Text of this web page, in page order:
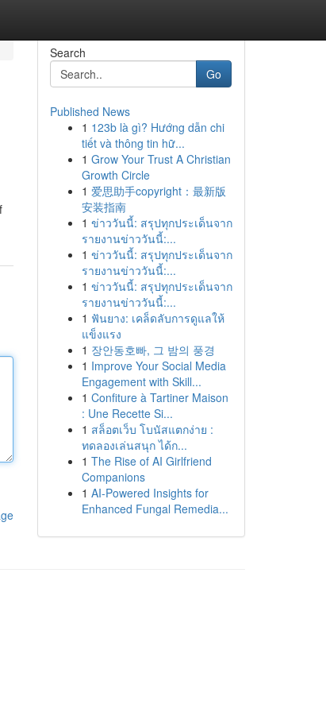
Search
Go
Published News
1 123b là gì? Hướng dẫn chi
tiết và thông tin hữ...
1 Grow Your Trust A Christian
Growth Circle
1 爱思助手copyright：最新版
安装指南
1 ข่าววันนี้: สรุปทุกประเด็นจาก
รายงานข่าววันนี้:...
1 ข่าววันนี้: สรุปทุกประเด็นจาก
รายงานข่าววันนี้:...
1 ข่าววันนี้: สรุปทุกประเด็นจาก
รายงานข่าววันนี้:...
1 ฟันยาง: เคล็ดลับการดูแลให้
แข็งแรง
1 장안동호빠, 그 밤의 풍경
1 Improve Your Social Media
Engagement with Skill...
1 Confiture à Tartiner Maison
: Une Recette Si...
1 สล็อตเว็บ โบนัสแตกง่าย :
ทดลองเล่นสนุก ได้ก...
1 The Rise of AI Girlfriend
Companions
1 AI-Powered Insights for
Enhanced Fungal Remedia...